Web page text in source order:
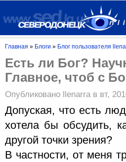
Главная » Блоги » Блог пользователя
Есть ли Бог?
Главное, чтоб с
Опубликовано llenarra в вт,
Допуская, что есть
хотела бы обсудить,
другой точки зрения?
В частности, от меня